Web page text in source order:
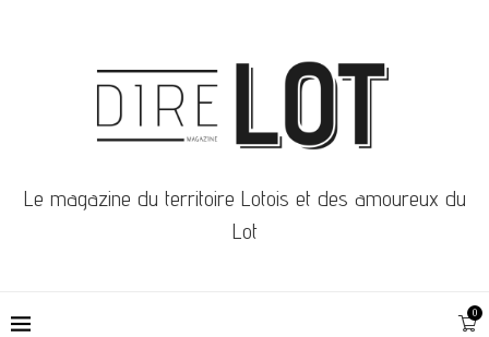
Le magazine du territoire Lotois et des amoureux du
Lot
0